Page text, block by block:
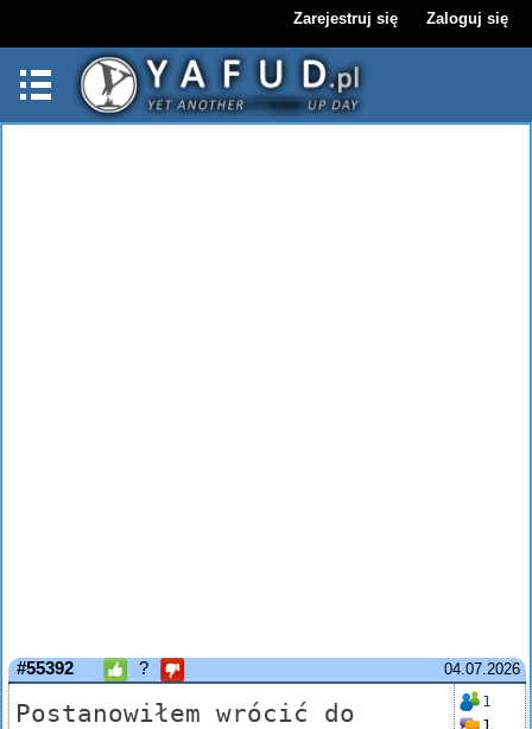
Zarejestruj się Zaloguj się
04.07.2026
#55392 ?
1
1
Postanowiłem wrócić do